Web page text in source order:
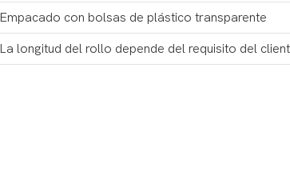
Empacado con bolsas de plástico transparente
La longitud del rollo depende del requisito del